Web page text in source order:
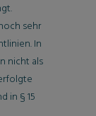
sehr
In
nicht als
in § 15